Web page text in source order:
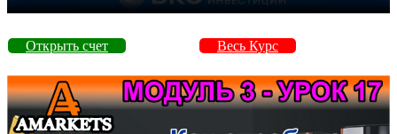
Открыть счет Весь Курс